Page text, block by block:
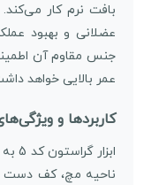
بافت نرم کار
عضلانی و بهبود
جنس مقاوم آن
عمر بالایی خواهد
کاربردها و
ناحیه مچ، کف دست و